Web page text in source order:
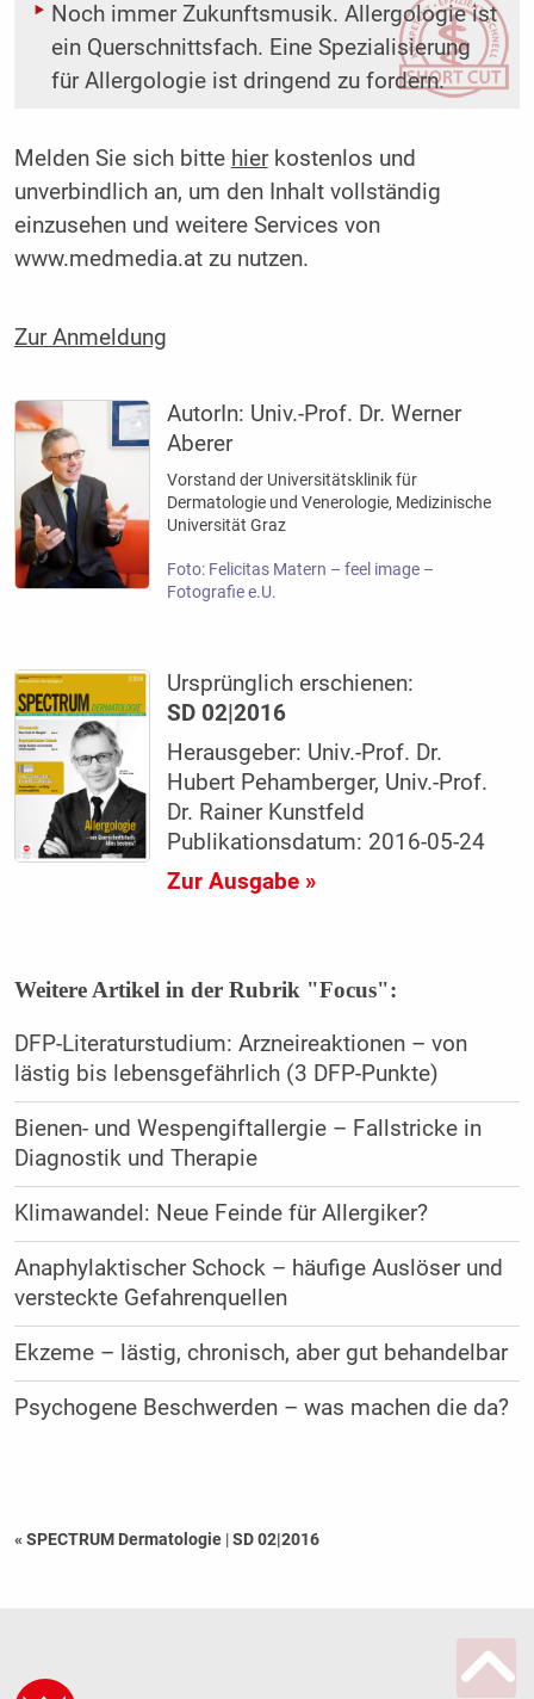
Noch immer Zukunftsmusik. Allergologie ist
ein Querschnittsfach. Eine Spezialisierung
für Allergologie ist dringend zu fordern.
Melden Sie sich bitte hierkostenlos und
unverbindlich an, um den Inhalt vollständig
einzusehen und weitere Services von
www.medmedia.at zu nutzen.
Zur Anmeldung
AutorIn: Univ.-Prof. Dr. Werner
Aberer
Vorstand der Universitätsklinik für
Dermatologie und Venerologie, Medizinische
Universität Graz
Foto: Felicitas Matern – feel image –
Fotografie e.U.
Ursprünglich erschienen:
SD 02|2016
Herausgeber: Univ.-Prof. Dr.
Hubert Pehamberger, Univ.-Prof.
Dr. Rainer Kunstfeld
Publikationsdatum: 2016-05-24
Zur Ausgabe »
Weitere Artikel in der Rubrik "Focus":
DFP-Literaturstudium: Arzneireaktionen – von
lästig bis lebensgefährlich (3 DFP-Punkte)
Bienen- und Wespengiftallergie – Fallstricke in
Diagnostik und Therapie
Klimawandel: Neue Feinde für Allergiker?
Anaphylaktischer Schock – häufige Auslöser und
versteckte Gefahrenquellen
Ekzeme – lästig, chronisch, aber gut behandelbar
Psychogene Beschwerden – was machen die da?
« SPECTRUM Dermatologie |SD 02|2016